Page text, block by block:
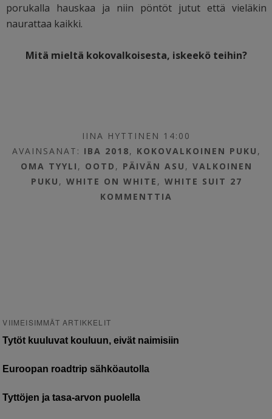
porukalla hauskaa ja niin pöntöt jutut että vieläkin
naurattaa kaikki.
Mitä mieltä kokovalkoisesta, iskeekö teihin?
IINA HYTTINEN 14:00
AVAINSANAT: IBA 2018, KOKOVALKOINEN PUKU ,
OMA TYYLI , OOTD , PÄIVÄN ASU , VALKOINEN
PUKU , WHITE ON WHITE , WHITE SUIT 27
KOMMENTTIA
VIIMEISIMMÄT ARTIKKELIT
Tytöt kuuluvat kouluun, eivät naimisiin
Euroopan roadtrip sähköautolla
Tyttöjen ja tasa-arvon puolella